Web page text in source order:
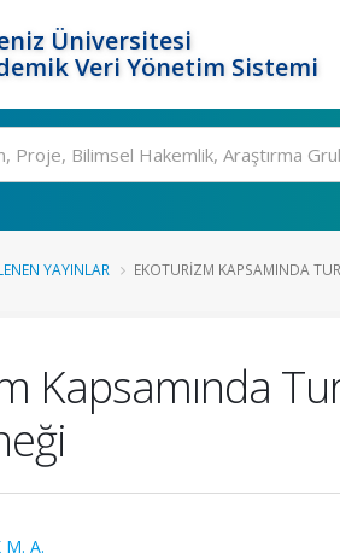
Üniversitesi
Veri Yönetim Sistemi
YAYINLAR EKOTURIZM KAPSAMINDA
Kapsamında
M. A.